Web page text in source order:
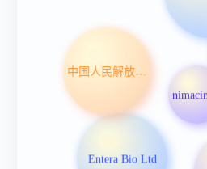
Entera Bio Ltd